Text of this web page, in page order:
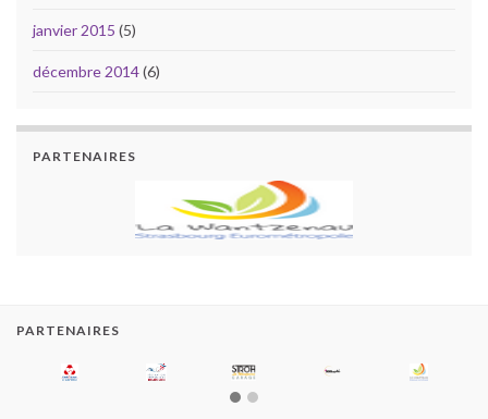
janvier 2015 (5)
décembre 2014(6)
PARTENAIRES
PARTENAIRES